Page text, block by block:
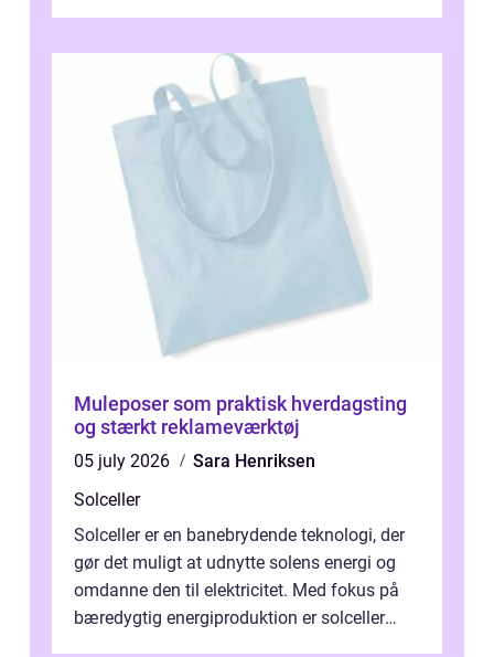
Muleposer som praktisk hverdagsting
og stærkt reklameværktøj
05 july 2026
Sara Henriksen
Solceller
Solceller er en banebrydende teknologi, der
gør det muligt at udnytte solens energi og
omdanne den til elektricitet. Med fokus på
bæredygtig energiproduktion er solceller